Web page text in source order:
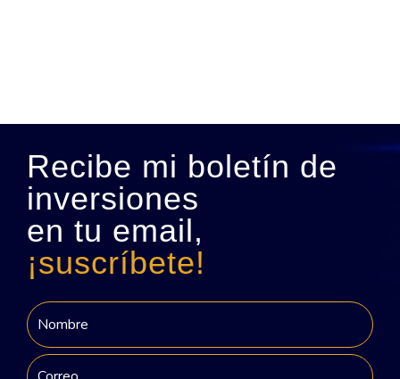
Recibe mi boletín de
inversiones
en tu email,
¡suscríbete!